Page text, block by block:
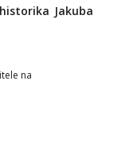
Jakuba
na